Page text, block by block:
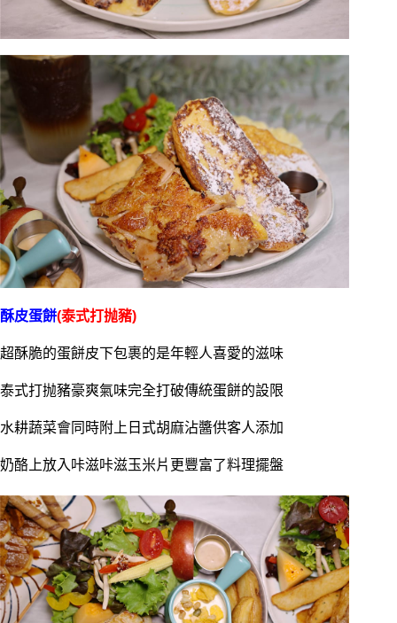
酥皮蛋餅(泰式打抛豬)
超酥脆的蛋餅皮下包裹的是年輕人喜愛的滋味
泰式打抛豬豪爽氣味完全打破傳統蛋餅的設限
水耕蔬菜會同時附上日式胡麻沾醬供客人添加
奶酪上放入咔滋咔滋玉米片更豐富了料理擺盤